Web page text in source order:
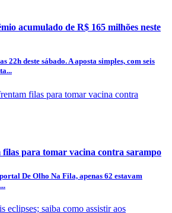
acumulado de R$ 165 milhões neste
22h deste sábado. A aposta simples, com seis
filas para tomar vacina contra sarampo
De Olho Na Fila, apenas 62 estavam